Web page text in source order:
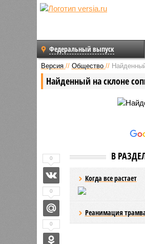
Федеральный выпуск
Версия // Общество //
Найденный на склоне
В
Когда все растает
Реанимация
0
0
0